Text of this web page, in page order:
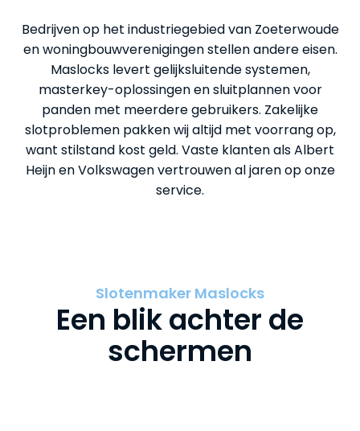
Bedrijven op het industriegebied van Zoeterwoude
en woningbouwverenigingen stellen andere eisen.
Maslocks levert gelijksluitende systemen,
masterkey-oplossingen en sluitplannen voor
panden met meerdere gebruikers. Zakelijke
slotproblemen pakken wij altijd met voorrang op,
want stilstand kost geld. Vaste klanten als Albert
Heijn en Volkswagen vertrouwen al jaren op onze
service.
Slotenmaker Maslocks
Een blik achter de
schermen